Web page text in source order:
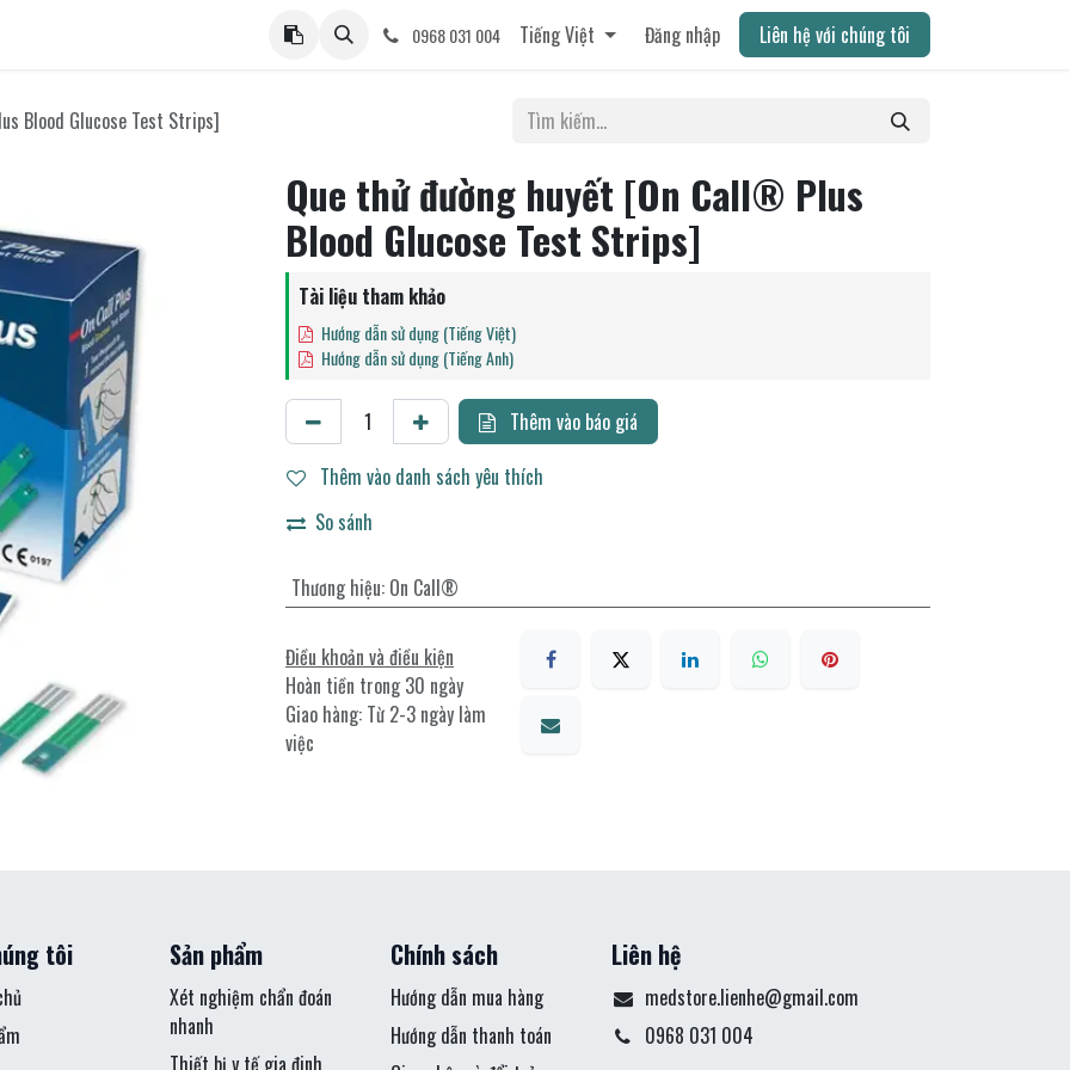
0968 031 004 Tiếng Việt Đăng nhập Liên hệ với chúng tôi
Blood Glucose Test Strips]
Que thử đường huyết [On Call® Plus
Blood Glucose Test Strips]
Tài liệu tham khảo
Hướng dẫn sử dụng (Tiếng Việt)
Hướng dẫn sử dụng (Tiếng Anh)
Thêm vào báo giá
Thêm vào danh sách yêu thích
So sánh
Thương hiệu: On Call®
Điều khoản và điều kiện
Hoàn tiền trong 30 ngày
Giao hàng: Từ 2-3 ngày làm
việc
Chính sách
Hướng dẫn mua hàng
Hướng dẫn thanh toán
tôi Liên hệ
medstore.lienhe@gmail.com
0968 031 004
Sản phẩm
Xét nghiệm chẩn đoán
nhanh
Thiết bị y tế gia đinh